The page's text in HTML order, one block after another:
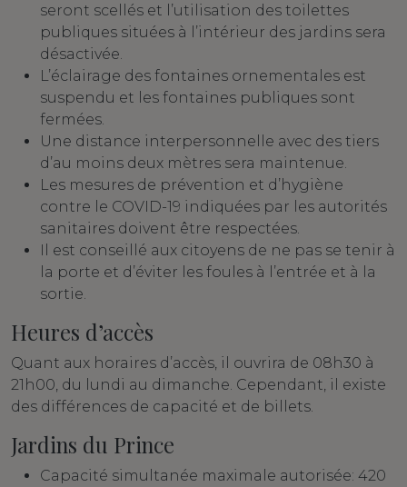
seront scellés et l’utilisation des toilettes
publiques situées à l’intérieur des jardins sera
désactivée.
L’éclairage des fontaines ornementales est
suspendu et les fontaines publiques sont
fermées.
Une distance interpersonnelle avec des tiers
d’au moins deux mètres sera maintenue.
Les mesures de prévention et d’hygiène
contre le COVID-19 indiquées par les autorités
sanitaires doivent être respectées.
Il est conseillé aux citoyens de ne pas se tenir à
la porte et d’éviter les foules à l’entrée et à la
sortie.
Heures d’accès
Quant aux horaires d’accès, il ouvrira de 08h30 à
21h00, du lundi au dimanche. Cependant, il existe
des différences de capacité et de billets.
Jardins du Prince
Capacité simultanée maximale autorisée: 420